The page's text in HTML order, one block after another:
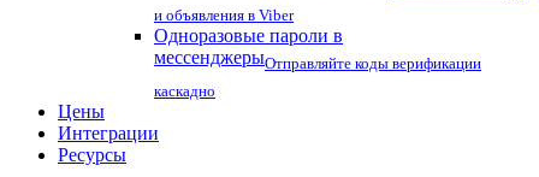
и объявления в Viber
Одноразовые пароли в
мессенджерыОтправляйте коды верификации
каскадно
Цены
Интеграции
Ресурсы